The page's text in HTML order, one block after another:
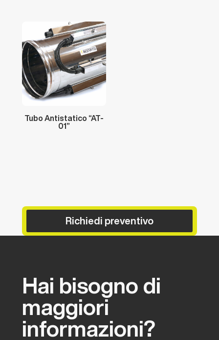
Tubo Antistatico “AT-
01”
Richiedi preventivo
Hai bisogno di
maggiori
informazioni?